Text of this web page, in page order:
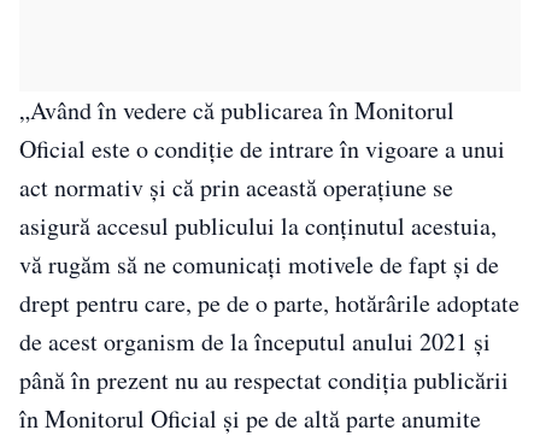
„Având în vedere că publicarea în Monitorul
Oficial este o condiţie de intrare în vigoare a unui
act normativ şi că prin această operaţiune se
asigură accesul publicului la conţinutul acestuia,
vă rugăm să ne comunicaţi motivele de fapt şi de
drept pentru care, pe de o parte, hotărârile adoptate
de acest organism de la începutul anului 2021 şi
până în prezent nu au respectat condiţia publicării
în Monitorul Oficial şi pe de altă parte anumite